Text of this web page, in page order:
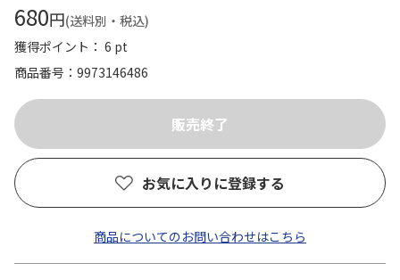
680円(送料別・税込)
獲得ポイント： 6 pt
商品番号
9973146486
お気に入りに登録する
商品についてのお問い合わせはこちら